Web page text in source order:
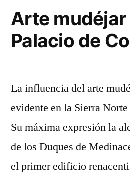
Jadraque
Arte mudéjar
Palacio de
La influencia del arte
evidente en la Sierra
Su máxima expresión la
de los Duques de
el primer edificio